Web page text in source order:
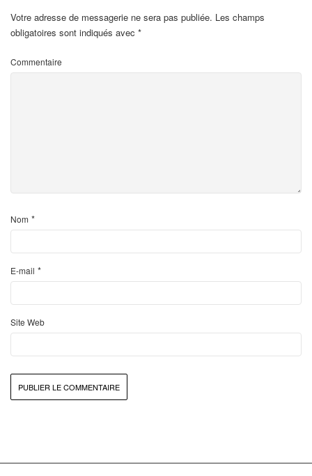
Votre adresse de messagerie ne sera pas publiée. Les champs
obligatoires sont indiqués avec *
Commentaire
Nom *
E-mail *
Site Web